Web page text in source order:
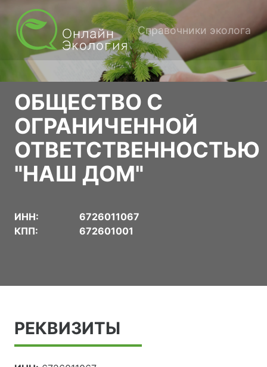
Справочники эколога
ОБЩЕСТВО С
ОГРАНИЧЕННОЙ
ОТВЕТСТВЕННОСТЬЮ
"НАШ ДОМ"
ИНН:
6726011067
КПП:
672601001
РЕКВИЗИТЫ